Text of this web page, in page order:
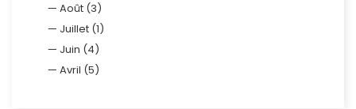
Août (3)
Juillet (1)
Juin (4)
Avril (5)